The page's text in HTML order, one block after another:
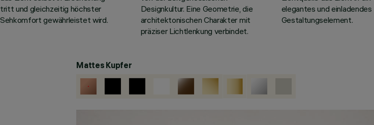
tritt und gleichzeitig höchster
Sehkomfort gewährleistet wird.
Designkultur. Eine Geometrie, die
architektonischen Charakter mit
präziser Lichtlenkung verbindet.
elegantes und einladendes
Gestaltungselement.
Mattes Kupfer